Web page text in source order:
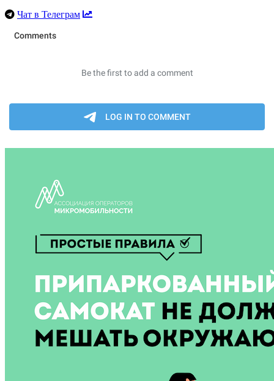
Чат в Телеграм